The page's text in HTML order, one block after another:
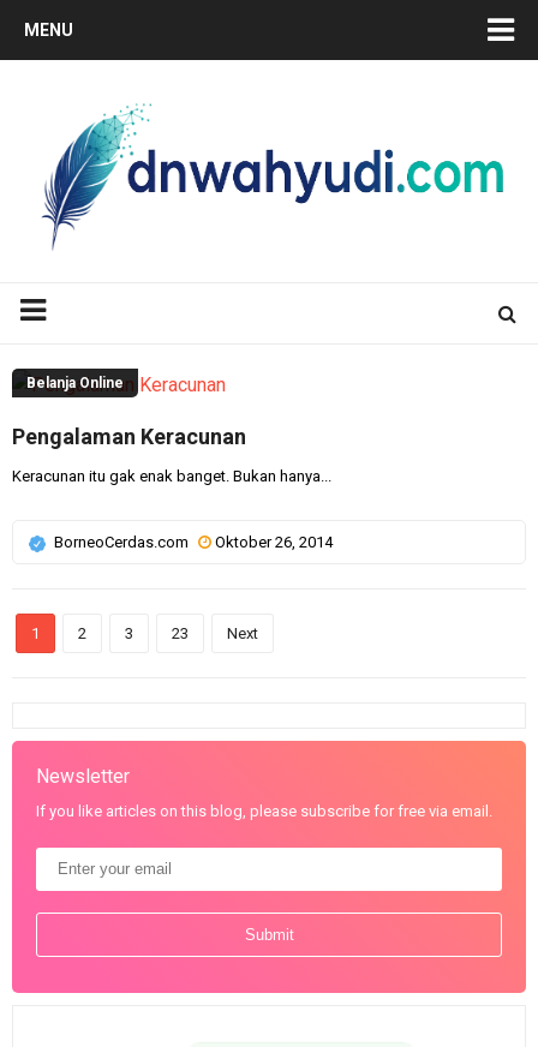
MENU
Pengalaman Keracunan
Belanja Online
Keracunan itu gak enak banget. Bukan hanya...
BorneoCerdas.com Oktober 26, 2014
1 2 3 23 Next
Newsletter
If you like articles on this blog, please subscribe for free via email.